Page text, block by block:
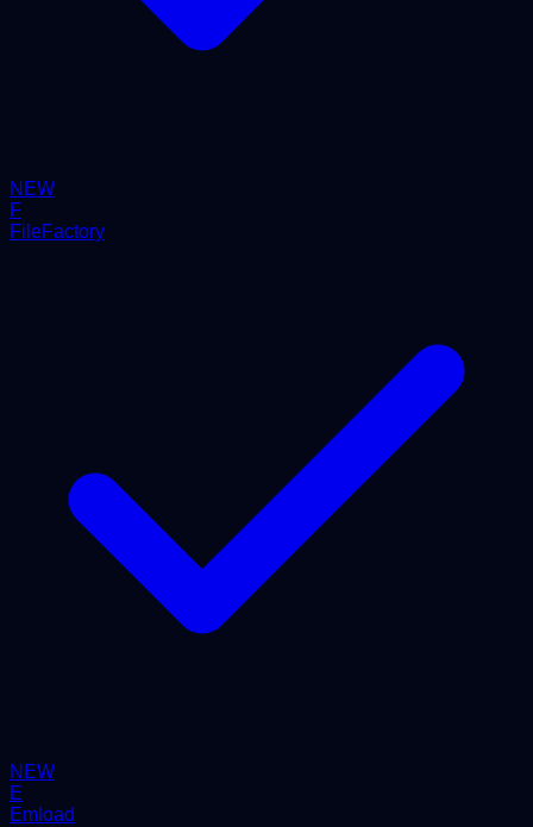
NEW
F
FileFactory
NEW
E
Emload